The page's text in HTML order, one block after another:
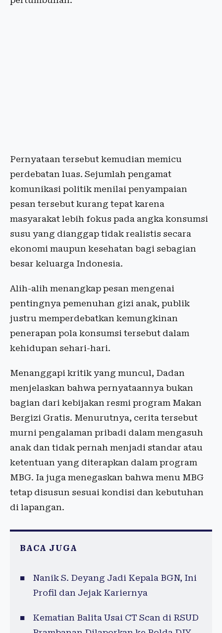
Pernyataan tersebut kemudian memicu
perdebatan luas. Sejumlah pengamat
komunikasi politik menilai penyampaian
pesan tersebut kurang tepat karena
masyarakat lebih fokus pada angka konsumsi
susu yang dianggap tidak realistis secara
ekonomi maupun kesehatan bagi sebagian
besar keluarga Indonesia.
Alih-alih menangkap pesan mengenai
pentingnya pemenuhan gizi anak, publik
justru memperdebatkan kemungkinan
penerapan pola konsumsi tersebut dalam
kehidupan sehari-hari.
Menanggapi kritik yang muncul, Dadan
menjelaskan bahwa pernyataannya bukan
bagian dari kebijakan resmi program Makan
Bergizi Gratis. Menurutnya, cerita tersebut
murni pengalaman pribadi dalam mengasuh
anak dan tidak pernah menjadi standar atau
ketentuan yang diterapkan dalam program
MBG. Ia juga menegaskan bahwa menu MBG
tetap disusun sesuai kondisi dan kebutuhan
di lapangan.
BACA JUGA
Nanik S. Deyang Jadi Kepala BGN, Ini
Profil dan Jejak Kariernya
Kematian Balita Usai CT Scan di RSUD